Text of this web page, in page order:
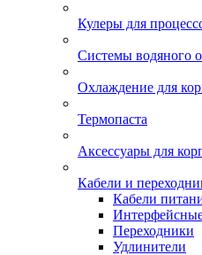
Кулеры для
Системы водяного
Охлаждение для
Термопаста
Аксессуары для
Кабели и
Кабели
Переходники
Удлинители